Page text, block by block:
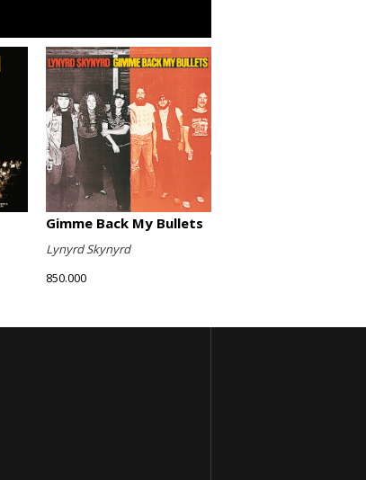
Gimme Back My Bullets
Lynyrd Skynyrd
850.000